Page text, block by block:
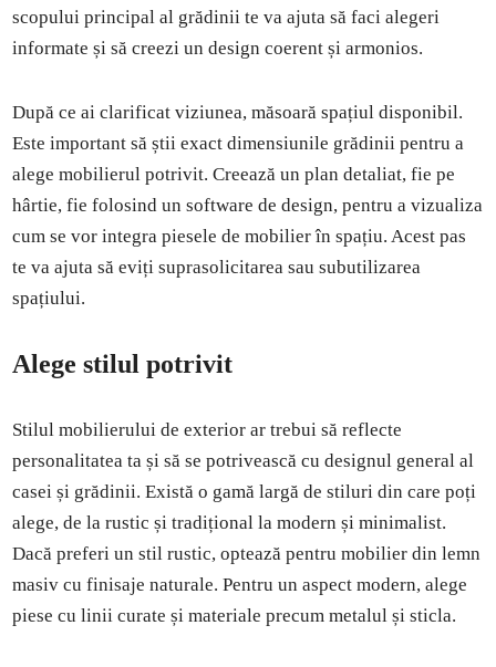
scopului principal al grădinii te va ajuta să faci alegeri
informate și să creezi un design coerent și armonios.
După ce ai clarificat viziunea, măsoară spațiul disponibil.
Este important să știi exact dimensiunile grădinii pentru a
alege mobilierul potrivit. Creează un plan detaliat, fie pe
hârtie, fie folosind un software de design, pentru a vizualiza
cum se vor integra piesele de mobilier în spațiu. Acest pas
te va ajuta să eviți suprasolicitarea sau subutilizarea
spațiului.
Alege stilul potrivit
Stilul mobilierului de exterior ar trebui să reflecte
personalitatea ta și să se potrivească cu designul general al
casei și grădinii. Există o gamă largă de stiluri din care poți
alege, de la rustic și tradițional la modern și minimalist.
Dacă preferi un stil rustic, optează pentru mobilier din lemn
masiv cu finisaje naturale. Pentru un aspect modern, alege
piese cu linii curate și materiale precum metalul și sticla.